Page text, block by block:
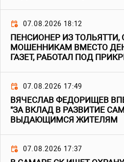
07.08.2026 18:12
ПЕНСИОНЕР ИЗ
МОШЕННИКАМ ВМЕСТО
ГАЗЕТ, РАБОТАЛ ПОД
07.08.2026 17:49
ВЯЧЕСЛАВ ФЕДОРИЩЕВ
"ЗА ВКЛАД В РАЗВИТИЕ
ВЫДАЮЩИМСЯ ЖИТЕЛЯМ
07.08.2026 17:37